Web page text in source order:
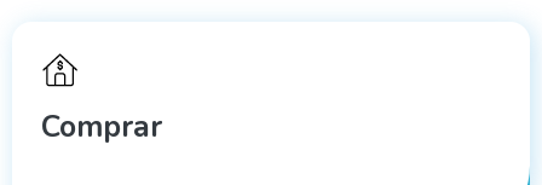
Comprar